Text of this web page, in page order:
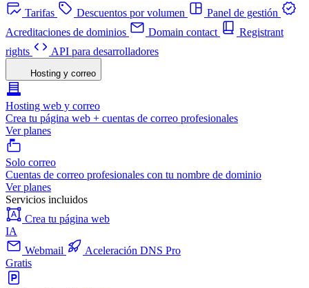
Tarifas
Descuentos por volumen
Panel de gestión
Acreditaciones de dominios
Domain contact
Registrant
rights
API para desarrolladores
Hosting y correo
Hosting web y correo
Crea tu página web + cuentas de correo profesionales
Ver planes
Solo correo
Cuentas de correo profesionales con tu nombre de dominio
Ver planes
Servicios incluidos
Crea tu página web
IA
Webmail
Aceleración DNS Pro
Gratis